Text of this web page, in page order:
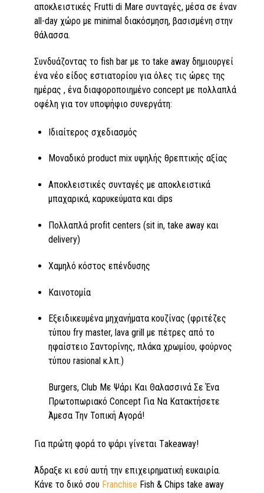
αποκλειστικές Frutti di Mare συνταγές, µέσα σε έναν
all-day χώρο µε minimal διακόσµηση, βασισμένη στην
θάλασσα.
Συνδυάζοντας το fish bar με το take away δημιουργεί
ένα νέο είδος εστιατορίου για όλες τις ώρες της
ημέρας , ένα διαφοροποιημένο concept με πολλαπλά
οφέλη για τον υποψήφιο συνεργάτη:
Ιδιαίτερος σχεδιασμός
Μοναδικό product mix υψηλής θρεπτικής αξίας
Αποκλειστικές συνταγές με αποκλειστικά
μπαχαρικά, καρυκεύματα και dips
Πολλαπλά profit centers (sit in, take away και
delivery)
Χαμηλό κόστος επένδυσης
Καινοτομία
Εξειδικευμένα μηχανήματα κουζίνας (φριτέζες
τύπου fry master, lava grill με πέτρες από το
ηφαίστειο Σαντορίνης, πλάκα χρωμίου, φούρνος
τύπου rasional κ.λπ.)
Burgers, Club Με Ψάρι Και Θαλασσινά Σε Ένα
Πρωτοπωριακό Concept Για Να Κατακτήσετε
Άμεσα Την Τοπική Αγορά!
Για πρώτη φορά το ψάρι γίνεται Τakeaway!
Άδραξε κι εσύ αυτή την επιχειρηματική ευκαιρία.
Κάνε το δικό σου Franchise Fish & Chips take away